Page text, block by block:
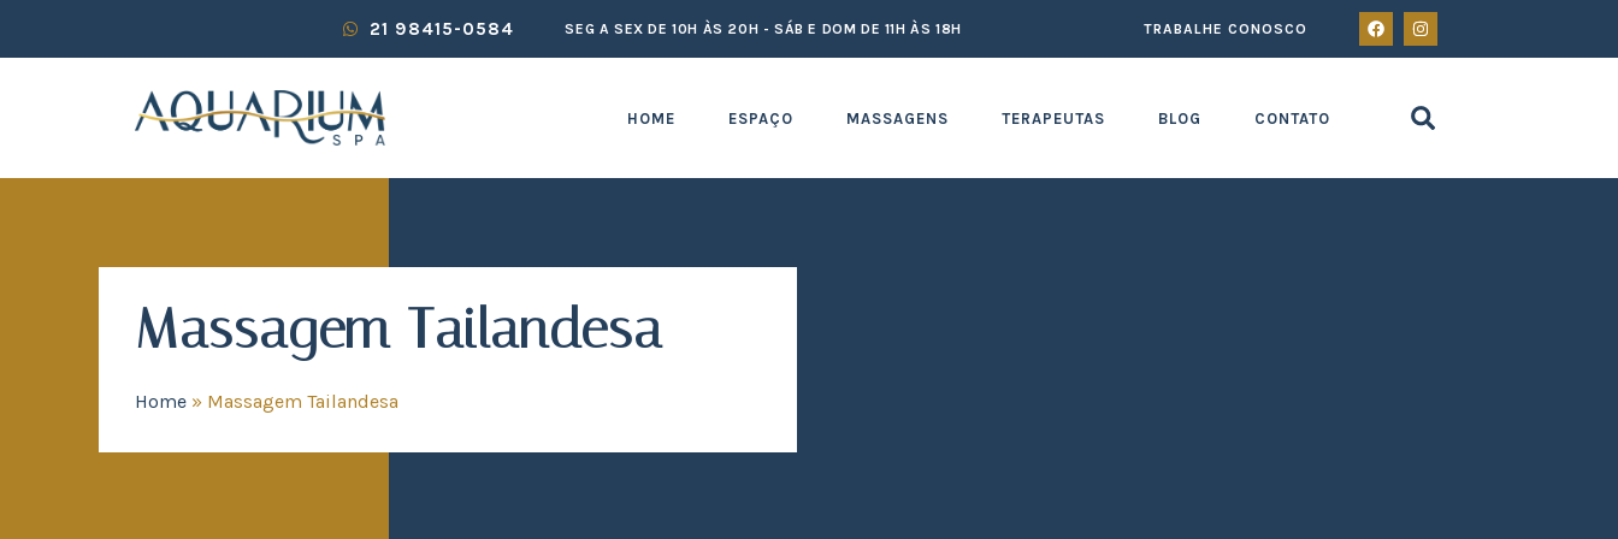
21 98415-0584 SEG A SEX DE 10H ÀS 20H - SÁB E DOM DE 11H ÀS 18H TRABALHE CONOSCO
HOME ESPAÇO MASSAGENS TERAPEUTAS BLOG CONTATO
Massagem Tailandesa
Home » Massagem Tailandesa